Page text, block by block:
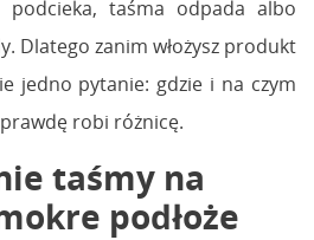
podcieka, taśma odpada albo
Dlatego zanim włożysz produkt
jedno pytanie: gdzie i na czym
robi różnicę.
taśmy na
podłoże